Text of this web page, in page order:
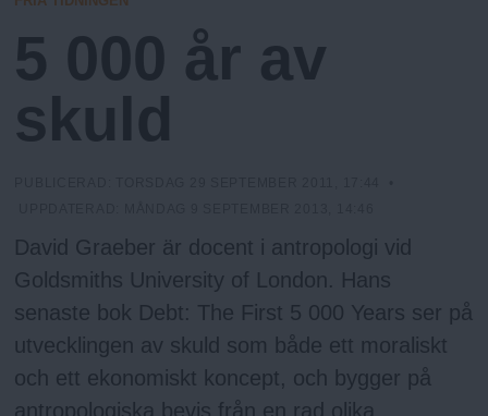
N
u
y
N
G
5 000 år av
skuld
David Graeber är docent i antropologi vid
Goldsmiths University of London. Hans
senaste bok Debt: The First 5 000 Years ser på
utvecklingen av skuld som både ett moraliskt
och ett ekonomiskt koncept, och bygger på
antropologiska bevis från en rad olika